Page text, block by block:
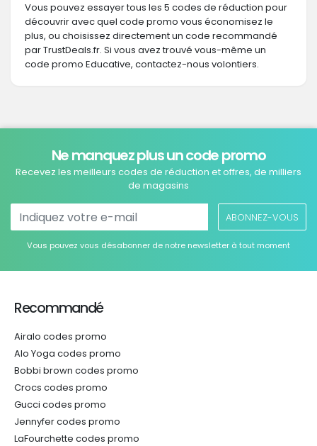
Vous pouvez essayer tous les 5 codes de réduction pour
découvrir avec quel code promo vous économisez le
plus, ou choisissez directement un code recommandé
par TrustDeals.fr. Si vous avez trouvé vous-même un
code promo Educative, contactez-nous volontiers.
Ne manquez plus un code promo
Recevez les meilleurs codes de réduction et offres, de milliers
de magasins
ABONNEZ-VOUS
Vous pouvez vous désabonner de notre newsletter à tout moment
Recommandé
Airalo codes promo
Alo Yoga codes promo
Bobbi brown codes promo
Crocs codes promo
Gucci codes promo
Jennyfer codes promo
LaFourchette codes promo